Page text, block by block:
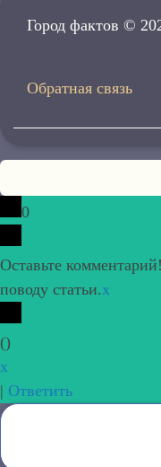
Город фактов ©
Обратная связь
0
Оставьте
поводу статьи.x
()
x
| Ответить